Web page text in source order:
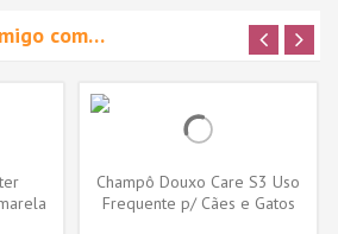
com…
Champô Douxo Care S3 Uso
Frequente p/ Cães e Gatos